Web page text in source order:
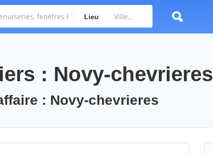
Lieu
: Novy-chevrieres
: Novy-chevrieres